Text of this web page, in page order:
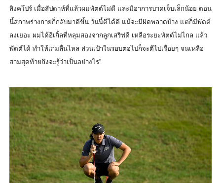
สิงคโปร์ เมื่อสัปดาห์ที่แล้วผมพัตต์ไม่ดี และมีอาการบาดเจ็บเล็กน้อย ตอน
นี้สภาพร่างกายก็กลับมาดีขึ้น วันนี้ตีได้ดี แม้จะมีผิดพลาดบ้าง แต่ก็มีพัตต์
ลงเยอะ ผมได้อีเกิ้ลที่หลุมสองจากลูกเสริฟดี เหลือระยะพัตต์ไม่ไกล แล้ว
พัตต์ได้ ทำให้เกมลื่นไหล ส่วนเป้าในรอบต่อไปก็จะตีไปเรื่อยๆ จนเหลือ
สามสุดท้ายถึงจะรู้ว่าเป็นอย่างไร”